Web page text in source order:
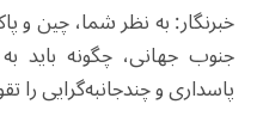
خبرنگار: به نظر شما، چین و
جنوب جهانی، چگونه باید
پاسداری و چندجانبه‌گرایی را